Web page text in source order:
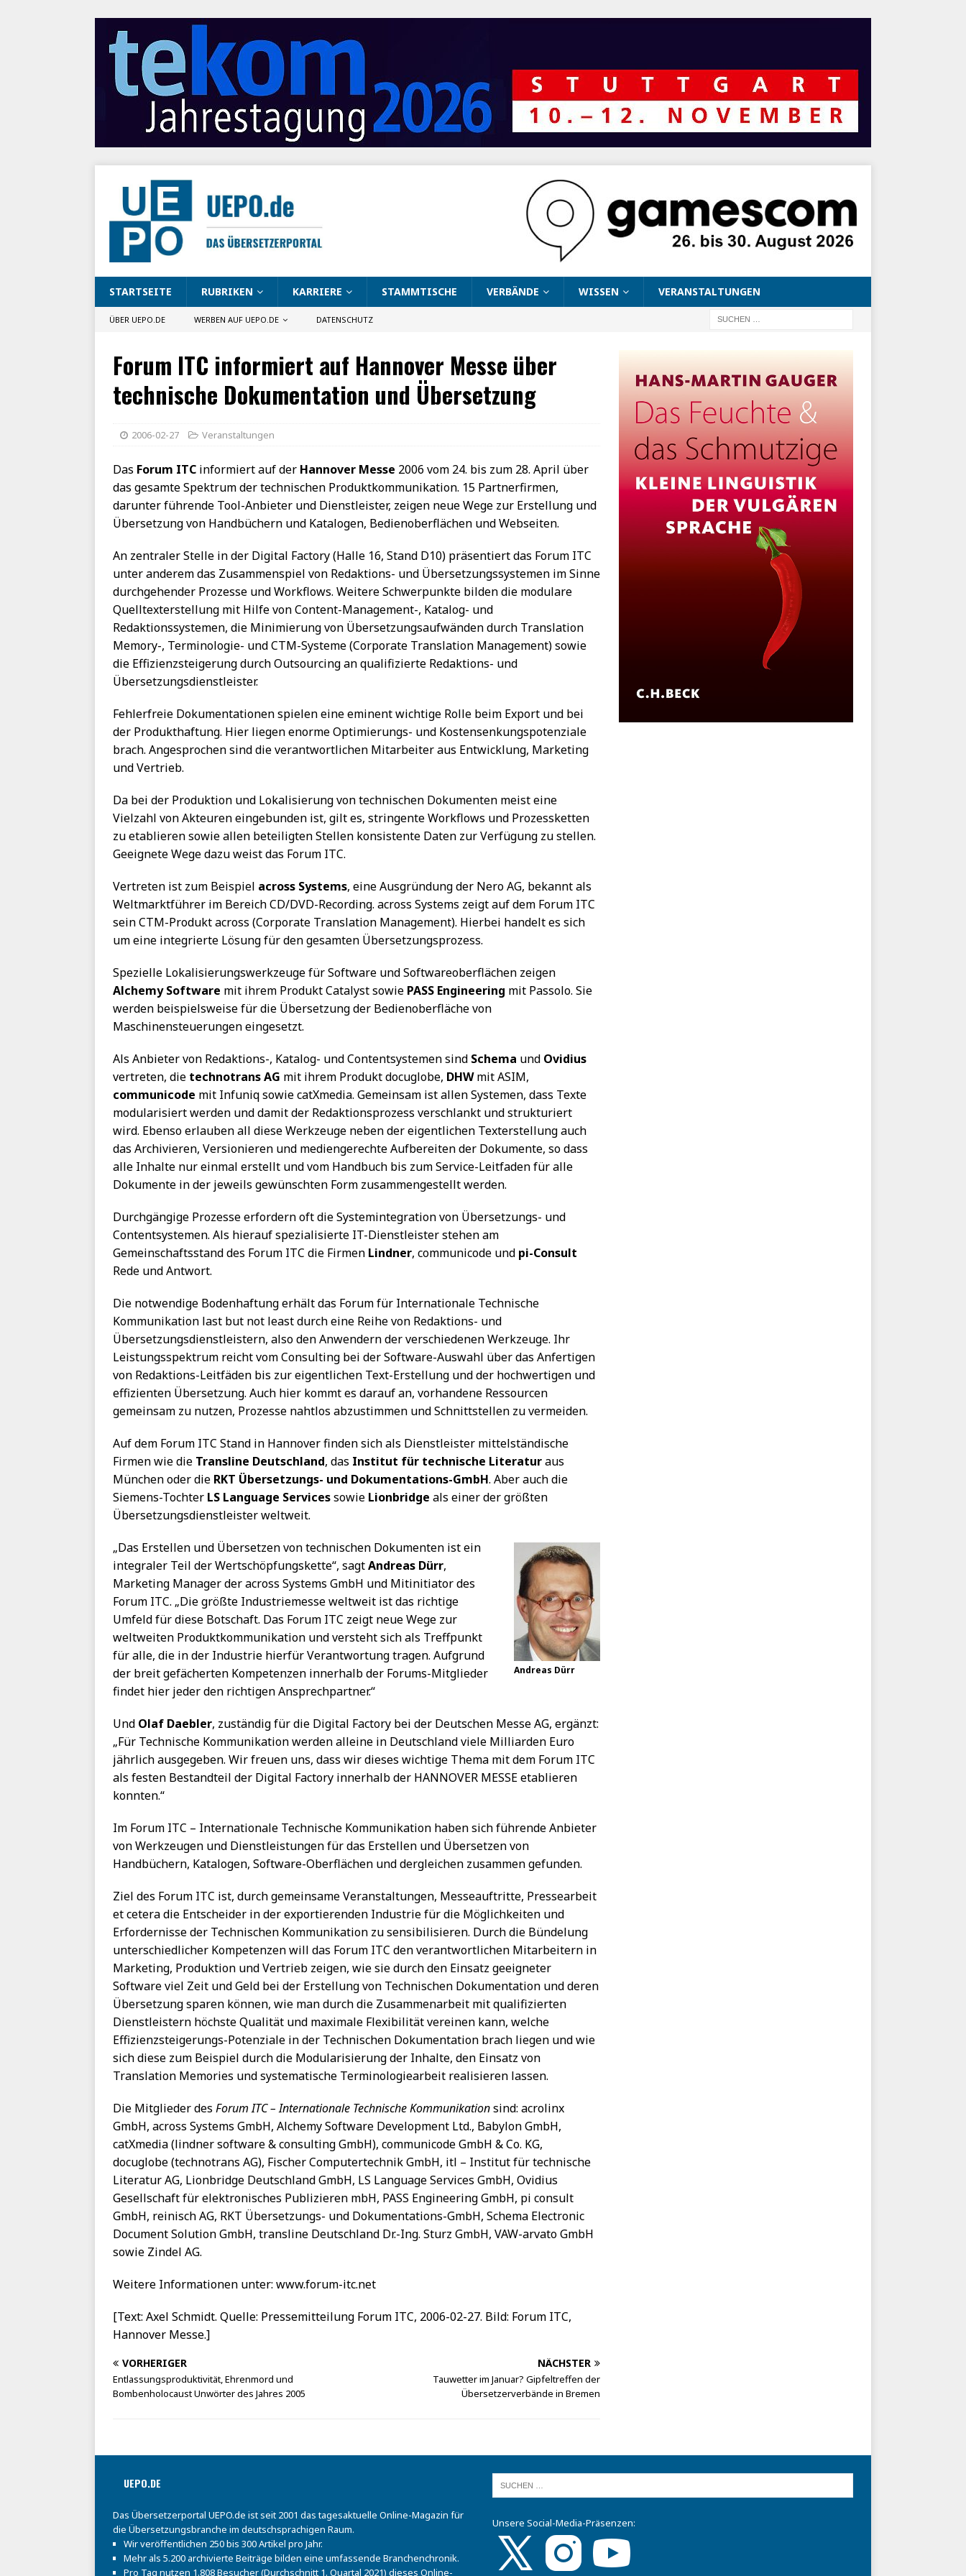
STARTSEITE RUBRIKEN KARRIERE STAMMTISCHE VERBÄNDE WISSEN VERANSTALTUNGEN
ÜBER UEPO.DE WERBEN AUF UEPO.DE DATENSCHUTZ
Forum ITC informiert auf Hannover Messe über
technische Dokumentation und Übersetzung
2006-02-27 Veranstaltungen
Das Forum ITC informiert auf der Hannover Messe 2006 vom 24. bis zum 28. April über
das gesamte Spektrum der technischen Produktkommunikation. 15 Partnerfirmen,
darunter führende Tool-Anbieter und Dienstleister, zeigen neue Wege zur Erstellung und
Übersetzung von Handbüchern und Katalogen, Bedienoberflächen und Webseiten.
An zentraler Stelle in der Digital Factory (Halle 16, Stand D10) präsentiert das Forum ITC
unter anderem das Zusammenspiel von Redaktions- und Übersetzungssystemen im Sinne
durchgehender Prozesse und Workflows. Weitere Schwerpunkte bilden die modulare
Quelltexterstellung mit Hilfe von Content-Management-, Katalog- und
Redaktionssystemen, die Minimierung von Übersetzungsaufwänden durch Translation
Memory-, Terminologie- und CTM-Systeme (Corporate Translation Management) sowie
die Effizienzsteigerung durch Outsourcing an qualifizierte Redaktions- und
Übersetzungsdienstleister.
Fehlerfreie Dokumentationen spielen eine eminent wichtige Rolle beim Export und bei
der Produkthaftung. Hier liegen enorme Optimierungs- und Kostensenkungspotenziale
brach. Angesprochen sind die verantwortlichen Mitarbeiter aus Entwicklung, Marketing
und Vertrieb.
Da bei der Produktion und Lokalisierung von technischen Dokumenten meist eine
Vielzahl von Akteuren eingebunden ist, gilt es, stringente Workflows und Prozessketten
zu etablieren sowie allen beteiligten Stellen konsistente Daten zur Verfügung zu stellen.
Geeignete Wege dazu weist das Forum ITC.
Vertreten ist zum Beispiel across Systems, eine Ausgründung der Nero AG, bekannt als
Weltmarktführer im Bereich CD/DVD-Recording. across Systems zeigt auf dem Forum ITC
sein CTM-Produkt across (Corporate Translation Management). Hierbei handelt es sich
um eine integrierte Lösung für den gesamten Übersetzungsprozess.
Spezielle Lokalisierungswerkzeuge für Software und Softwareoberflächen zeigen
Alchemy Software mit ihrem Produkt Catalyst sowie PASS Engineering mit Passolo. Sie
werden beispielsweise für die Übersetzung der Bedienoberfläche von
Maschinensteuerungen eingesetzt.
Als Anbieter von Redaktions-, Katalog- und Contentsystemen sind Schema und Ovidius
vertreten, die technotrans AG mit ihrem Produkt docuglobe, DHWmit ASIM,
communicode mit Infuniq sowie catXmedia. Gemeinsam ist allen Systemen, dass Texte
modularisiert werden und damit der Redaktionsprozess verschlankt und strukturiert
wird. Ebenso erlauben all diese Werkzeuge neben der eigentlichen Texterstellung auch
das Archivieren, Versionieren und mediengerechte Aufbereiten der Dokumente, so dass
alle Inhalte nur einmal erstellt und vom Handbuch bis zum Service-Leitfaden für alle
Dokumente in der jeweils gewünschten Form zusammengestellt werden.
Durchgängige Prozesse erfordern oft die Systemintegration von Übersetzungs- und
Contentsystemen. Als hierauf spezialisierte IT-Dienstleister stehen am
Gemeinschaftsstand des Forum ITC die Firmen Lindner, communicode und pi-Consult
Rede und Antwort.
Die notwendige Bodenhaftung erhält das Forum für Internationale Technische
Kommunikation last but not least durch eine Reihe von Redaktions- und
Übersetzungsdienstleistern, also den Anwendern der verschiedenen Werkzeuge. Ihr
Leistungsspektrum reicht vom Consulting bei der Software-Auswahl über das Anfertigen
von Redaktions-Leitfäden bis zur eigentlichen Text-Erstellung und der hochwertigen und
effizienten Übersetzung. Auch hier kommt es darauf an, vorhandene Ressourcen
gemeinsam zu nutzen, Prozesse nahtlos abzustimmen und Schnittstellen zu vermeiden.
Auf dem Forum ITC Stand in Hannover finden sich als Dienstleister mittelständische
Firmen wie die Transline Deutschland, das Institut für technische Literaturaus
München oder die RKT Übersetzungs- und Dokumentations-GmbH. Aber auch die
Siemens-Tochter LS Language Servicessowie Lionbridge als einer der größten
Übersetzungsdienstleister weltweit.
Andreas Dürr
„Das Erstellen und Übersetzen von technischen Dokumenten ist ein
integraler Teil der Wertschöpfungskette“, sagtAndreas Dürr,
Marketing Manager der across Systems GmbH und Mitinitiator des
Forum ITC. „Die größte Industriemesse weltweit ist das richtige
Umfeld für diese Botschaft. Das Forum ITC zeigt neue Wege zur
weltweiten Produktkommunikation und versteht sich als Treffpunkt
für alle, die in der Industrie hierfür Verantwortung tragen. Aufgrund
der breit gefächerten Kompetenzen innerhalb der Forums-Mitglieder
findet hier jeder den richtigen Ansprechpartner.“
Und Olaf Daebler, zuständig für die Digital Factory bei der Deutschen Messe AG, ergänzt:
„Für Technische Kommunikation werden alleine in Deutschland viele Milliarden Euro
jährlich ausgegeben. Wir freuen uns, dass wir dieses wichtige Thema mit dem Forum ITC
als festen Bestandteil der Digital Factory innerhalb der HANNOVER MESSE etablieren
konnten.“
Im Forum ITC – Internationale Technische Kommunikation haben sich führende Anbieter
von Werkzeugen und Dienstleistungen für das Erstellen und Übersetzen von
Handbüchern, Katalogen, Software-Oberflächen und dergleichen zusammen gefunden.
Ziel des Forum ITC ist, durch gemeinsame Veranstaltungen, Messeauftritte, Pressearbeit
et cetera die Entscheider in der exportierenden Industrie für die Möglichkeiten und
Erfordernisse der Technischen Kommunikation zu sensibilisieren. Durch die Bündelung
unterschiedlicher Kompetenzen will das Forum ITC den verantwortlichen Mitarbeitern in
Marketing, Produktion und Vertrieb zeigen, wie sie durch den Einsatz geeigneter
Software viel Zeit und Geld bei der Erstellung von Technischen Dokumentation und deren
Übersetzung sparen können, wie man durch die Zusammenarbeit mit qualifizierten
Dienstleistern höchste Qualität und maximale Flexibilität vereinen kann, welche
Effizienzsteigerungs-Potenziale in der Technischen Dokumentation brach liegen und wie
sich diese zum Beispiel durch die Modularisierung der Inhalte, den Einsatz von
Translation Memories und systematische Terminologiearbeit realisieren lassen.
Die Mitglieder des Forum ITC – Internationale Technische Kommunikationsind: acrolinx
GmbH, across Systems GmbH, Alchemy Software Development Ltd., Babylon GmbH,
catXmedia (lindner software & consulting GmbH), communicode GmbH & Co. KG,
docuglobe (technotrans AG), Fischer Computertechnik GmbH, itl – Institut für technische
Literatur AG, Lionbridge Deutschland GmbH, LS Language Services GmbH, Ovidius
Gesellschaft für elektronisches Publizieren mbH, PASS Engineering GmbH, pi consult
GmbH, reinisch AG, RKT Übersetzungs- und Dokumentations-GmbH, Schema Electronic
Document Solution GmbH, transline Deutschland Dr.-Ing. Sturz GmbH, VAW-arvato GmbH
sowie Zindel AG.
Weitere Informationen unter: www.forum-itc.net
[Text: Axel Schmidt. Quelle: Pressemitteilung Forum ITC, 2006-02-27. Bild: Forum ITC,
Hannover Messe.]
VORHERIGER
Entlassungsproduktivität, Ehrenmord und
Bombenholocaust Unwörter des Jahres 2005
NÄCHSTER
Tauwetter im Januar? Gipfeltreffen der
Übersetzerverbände in Bremen
UEPO.DE
Das Übersetzerportal UEPO.de ist seit 2001 das tagesaktuelle Online-Magazin für
die Übersetzungsbranche im deutschsprachigen Raum.
Wir veröffentlichen 250 bis 300 Artikel pro Jahr.
Mehr als 5.200 archivierte Beiträge bilden eine umfassende Branchenchronik.
Pro Tag nutzen 1.808 Besucher (Durchschnitt 1. Quartal 2021) dieses Online-
Unsere Social-Media-Präsenzen: